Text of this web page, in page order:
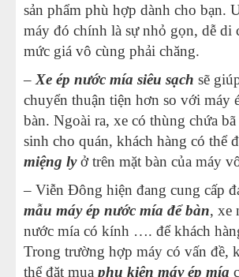
sản phẩm phù hợp dành cho bạn.
máy đó chính là sự nhỏ gọn, dễ di
mức giá vô cùng phải chăng.
– Xe ép nước mía siêu sạch sẽ
chuyển thuận tiện hơn so với máy
bàn. Ngoài ra, xe có thùng chứa
sinh cho quán, khách hàng có thể
miệng lyở trên mặt bàn của máy
– Viễn Đông hiện đang cung cấp
mẫu máy ép nước mía để bàn, xe
nước mía có kính …. để khách
Trong trường hợp máy có vấn đề,
thể đặt mua phụ kiện máy ép mía